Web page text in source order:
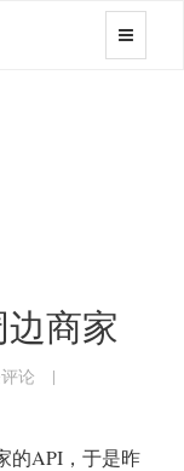
商家
论
|
的API，于是昨